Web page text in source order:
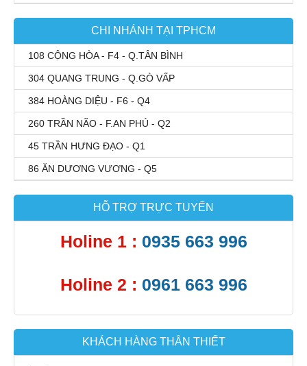
CHI NHÁNH TẠI TPHCM
108 CỘNG HÒA - F4 - Q.TÂN BÌNH
304 QUANG TRUNG - Q.GÒ VẤP
384 HOÀNG DIỆU - F6 - Q4
260 TRẦN NÃO - F.AN PHÚ - Q2
45 TRẦN HƯNG ĐẠO - Q1
86 ĂN DƯƠNG VƯƠNG - Q5
HỖ TRỢ TRỰC TUYẾN
Holine 1 : 0935 663 996
Holine 2 : 0961 663 996
KHÁCH HÀNG THÂN THIẾT